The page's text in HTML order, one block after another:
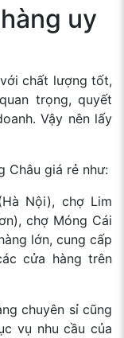
uy
với chất lượng tốt,
trọng, quyết
Vậy nên lấy
Châu giá rẻ như:
Nội), chợ Lim
chợ Móng Cái
lớn, cung cấp
cửa hàng trên
chuyên sỉ cũng
vụ nhu cầu của